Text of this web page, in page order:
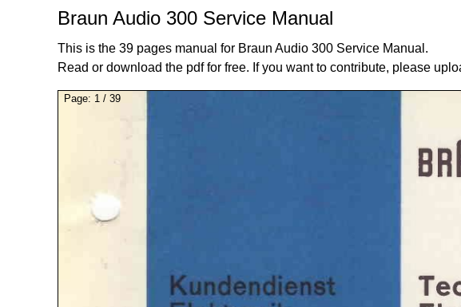
Braun Audio 300 Service Manual
This is the 39 pages manual for Braun Audio 300 Service Manual.
Read or download the pdf for free. If you want to contribute, please
Page: 1 / 39